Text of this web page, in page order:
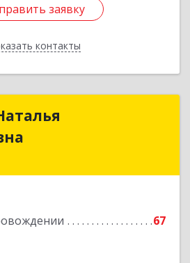
заявку
контакты
заявку
Назад
67
Охременко Наталья